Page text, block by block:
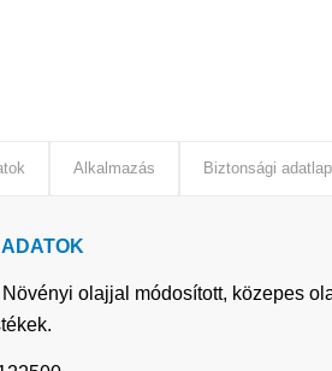
Alkalmazás Biztonsági adatlap
Növényi olajjal módosított, közepes